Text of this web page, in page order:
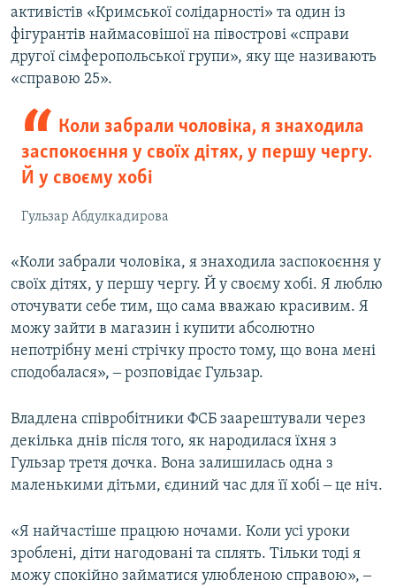
активістів «Кримської солідарності» та один із
фігурантів наймасовішої на півострові «справи
другої сімферопольської групи», яку ще називають
«справою 25».
Коли забрали чоловіка, я знаходила
заспокоєння у своїх дітях, у першу чергу.
Й у своєму хобі
Гульзар Абдулкадирова
«Коли забрали чоловіка, я знаходила заспокоєння у
своїх дітях, у першу чергу. Й у своєму хобі. Я люблю
оточувати себе тим, що сама вважаю красивим. Я
можу зайти в магазин і купити абсолютно
непотрібну мені стрічку просто тому, що вона мені
сподобалася», ‒ розповідає Гульзар.
Владлена співробітники ФСБ заарештували через
декілька днів після того, як народилася їхня з
Гульзар третя дочка. Вона залишилась одна з
маленькими дітьми, єдиний час для її хобі ‒ це ніч.
«Я найчастіше працюю ночами. Коли усі уроки
зроблені, діти нагодовані та сплять. Тільки тоді я
можу спокійно займатися улюбленою справою», ‒